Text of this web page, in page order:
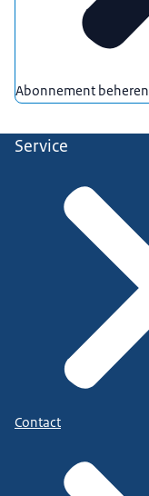
Abonnement beheren
Service
Contact